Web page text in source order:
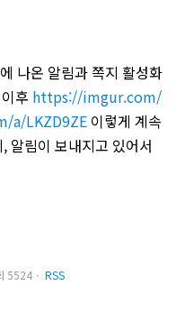
나온 알림과 쪽지 활성화
후 https://imgur.com/
a/LKZD9ZE 이렇게 계속
알림이 보내지고 있어서
5524ㆍ RSS